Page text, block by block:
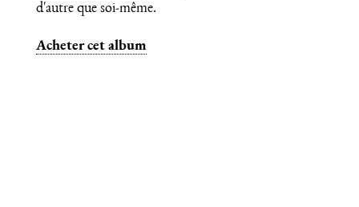
d'autre que soi-même.
Acheter cet album